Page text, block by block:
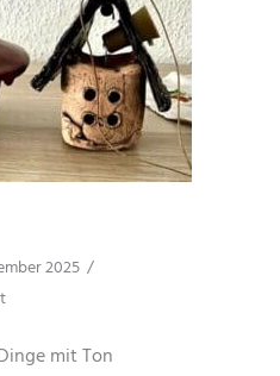
2025 /
für
mit
mit Ton